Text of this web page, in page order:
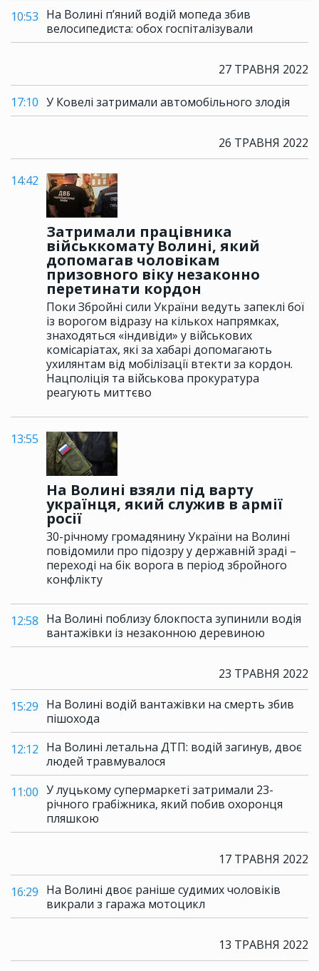
10:53 На Волині п’яний водій мопеда збив
велосипедиста: обох госпіталізували
27 ТРАВНЯ 2022
17:10 У Ковелі затримали автомобільного злодія
26 ТРАВНЯ 2022
14:42
Затримали працівника
військкомату Волині, який
допомагав чоловікам
призовного віку незаконно
перетинати кордон
Поки Збройні сили України ведуть запеклі бої
із ворогом відразу на кількох напрямках,
знаходяться «індивіди» у військових
комісаріатах, які за хабарі допомагають
ухилянтам від мобілізації втекти за кордон.
Нацполіція та військова прокуратура
реагують миттєво
13:55
На Волині взяли під варту
українця, який служив в армії
росії
30-річному громадянину України на Волині
повідомили про підозру у державній зраді –
переході на бік ворога в період збройного
конфлікту
12:58 На Волині поблизу блокпоста зупинили водія
вантажівки із незаконною деревиною
23 ТРАВНЯ 2022
15:29 На Волині водій вантажівки на смерть збив
пішохода
12:12 На Волині летальна ДТП: водій загинув, двоє
людей травмувалося
11:00 У луцькому супермаркеті затримали 23-
річного грабіжника, який побив охоронця
пляшкою
17 ТРАВНЯ 2022
16:29 На Волині двоє раніше судимих чоловіків
викрали з гаража мотоцикл
13 ТРАВНЯ 2022